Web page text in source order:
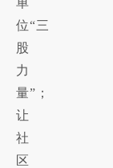
位“三
股
力
量”；
让
社
区